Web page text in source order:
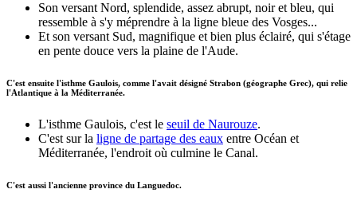
Son versant Nord, splendide, assez abrupt, noir et bleu, qui
ressemble à s'y méprendre à la ligne bleue des Vosges...
Et son versant Sud, magnifique et bien plus éclairé, qui s'étage
en pente douce vers la plaine de l'Aude.
C'est ensuite l'isthme Gaulois, comme l'avait désigné Strabon (géographe Grec), qui relie
l'Atlantique à la Méditerranée.
L'isthme Gaulois, c'est le seuil de Naurouze.
C'est sur la ligne de partage des eaux entre Océan et
Méditerranée, l'endroit où culmine le Canal.
C'est aussi l'ancienne province du Languedoc.